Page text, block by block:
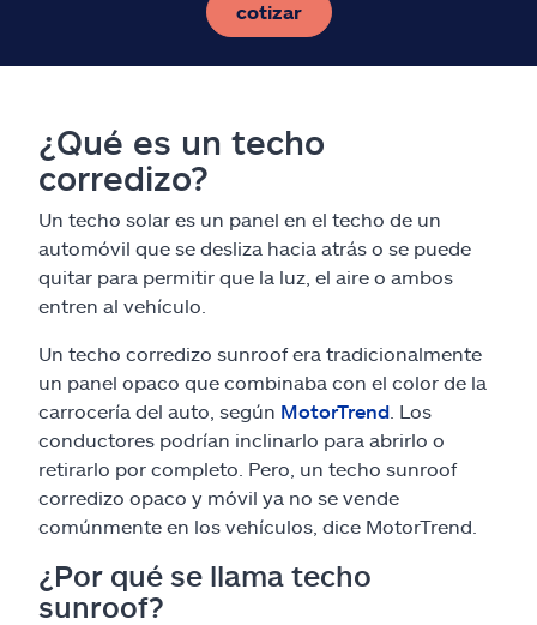
cotizar
¿Qué es un techo
corredizo?
Un techo solar es un panel en el techo de un
automóvil que se desliza hacia atrás o se puede
quitar para permitir que la luz, el aire o ambos
entren al vehículo.
Un techo corredizo sunroof era tradicionalmente
un panel opaco que combinaba con el color de la
carrocería del auto, según MotorTrend . Los
conductores podrían inclinarlo para abrirlo o
retirarlo por completo. Pero, un techo sunroof
corredizo opaco y móvil ya no se vende
comúnmente en los vehículos, dice MotorTrend.
¿Por qué se llama techo
sunroof?